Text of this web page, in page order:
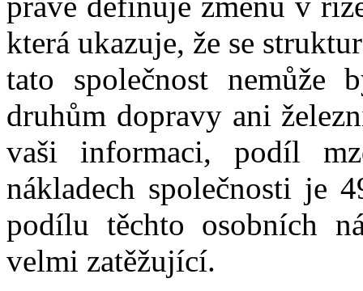
která ukazuje, že se
tato společnost nemůže
druhům dopravy ani
vaši informaci, podíl
nákladech společnosti je
podílu těchto osobních
velmi zatěžující.